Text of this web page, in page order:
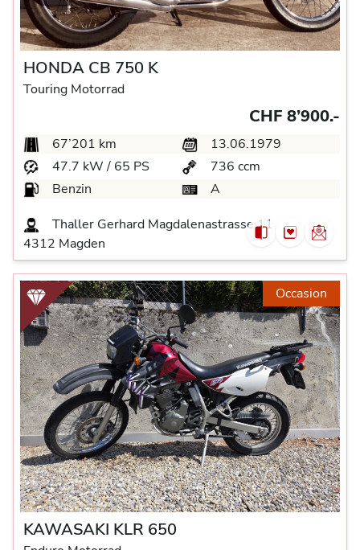
HONDA CB 750 K
Touring Motorrad
CHF 8’900.-
67’201 km
13.06.1979
47.7 kW / 65 PS
736 ccm
Benzin
A
Thaller Gerhard Magdalenastrasse 11
4312 Magden
Occasion
KAWASAKI KLR 650